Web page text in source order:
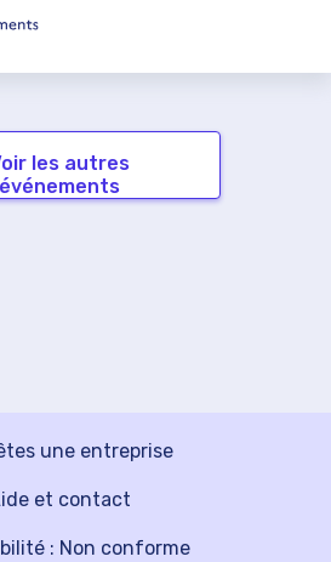
les autres
événements
une entreprise
et contact
: Non conforme